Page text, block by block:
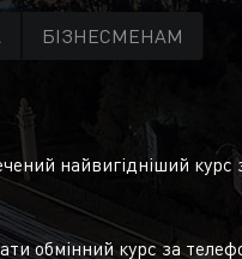
БІЗНЕСМЕНАМ
найвигідніший курс
обмінний курс за